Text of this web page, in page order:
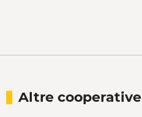
Altre cooperative